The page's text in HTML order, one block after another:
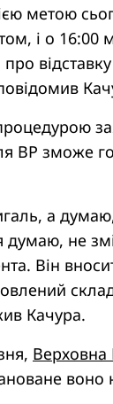
метою
і о
ВР зможе
а
не
Він
Качура.
Верховна
воно